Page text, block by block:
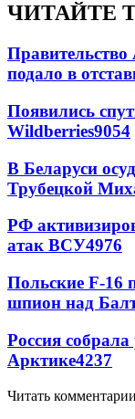
ЧИТАЙТЕ
подало в
Появились
Wildberries9054
В Беларуси
Трубецкой
РФ
атак ВСУ4976
Польские F-16
шпион над
Россия
Арктике4237
Читать комментарии